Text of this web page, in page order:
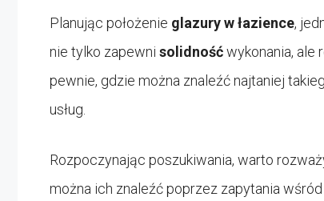
Planując położenie glazury w łazience,
nie tylko zapewni solidnośćwykonania, ale
pewnie, gdzie można znaleźć najtaniej
usług.
Rozpoczynając poszukiwania, warto
można ich znaleźć poprzez zapytania